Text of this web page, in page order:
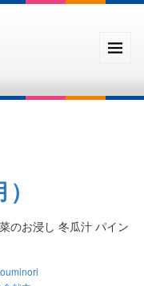
お浸し 冬瓜汁 パイン